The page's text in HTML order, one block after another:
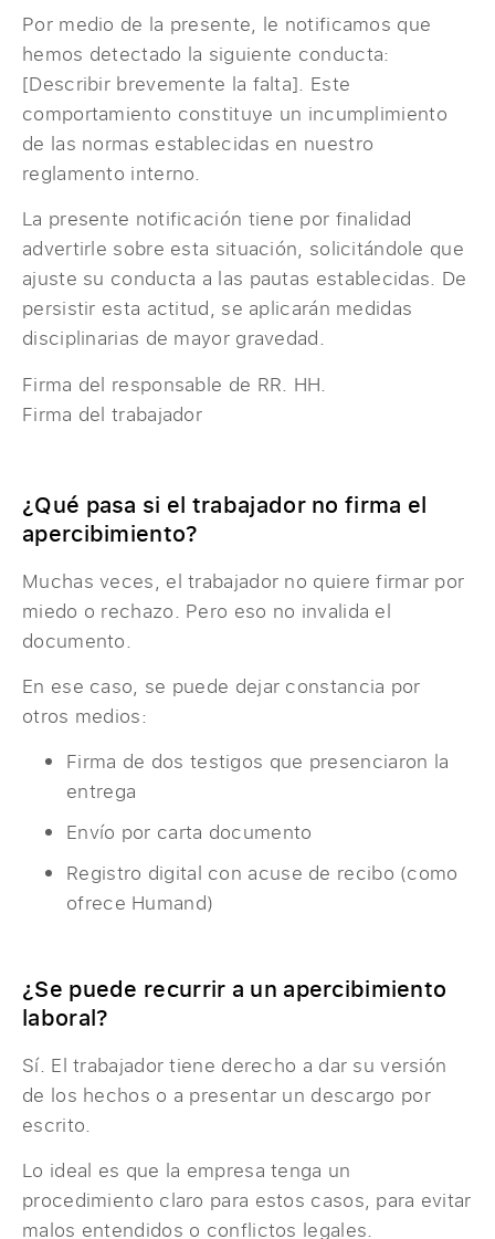
Por medio de la presente, le notificamos que
hemos detectado la siguiente conducta:
[Describir brevemente la falta]. Este
comportamiento constituye un incumplimiento
de las normas establecidas en nuestro
reglamento interno.
La presente notificación tiene por finalidad
advertirle sobre esta situación, solicitándole que
ajuste su conducta a las pautas establecidas. De
persistir esta actitud, se aplicarán medidas
disciplinarias de mayor gravedad.
Firma del responsable de RR. HH.
Firma del trabajador
¿Qué pasa si el trabajador no firma el
apercibimiento?
Muchas veces, el trabajador no quiere firmar por
miedo o rechazo. Pero eso no invalida el
documento.
En ese caso, se puede dejar constancia por
otros medios:
Firma de dos testigos que presenciaron la
entrega
Envío por carta documento
Registro digital con acuse de recibo (como
ofrece Humand)
¿Se puede recurrir a un apercibimiento
laboral?
Sí. El trabajador tiene derecho a dar su versión
de los hechos o a presentar un descargo por
escrito.
Lo ideal es que la empresa tenga un
procedimiento claro para estos casos, para evitar
malos entendidos o conflictos legales.